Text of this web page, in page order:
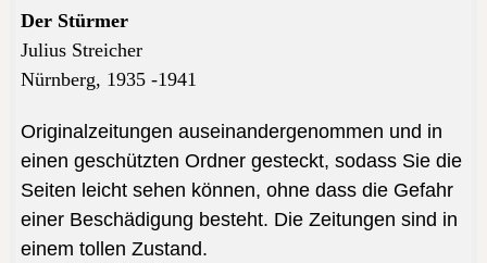
Der Stürmer
Julius Streicher
Nürnberg, 1935 -1941
Originalzeitungen auseinandergenommen und in
einen geschützten Ordner gesteckt, sodass Sie die
Seiten leicht sehen können, ohne dass die Gefahr
einer Beschädigung besteht. Die Zeitungen sind in
einem tollen Zustand.